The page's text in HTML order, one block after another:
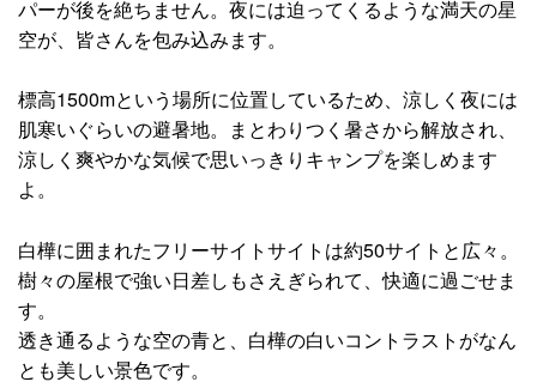
パーが後を絶ちません。夜には迫ってくるような満天の星
空が、皆さんを包み込みます。
標高1500mという場所に位置しているため、涼しく夜には
肌寒いぐらいの避暑地。まとわりつく暑さから解放され、
涼しく爽やかな気候で思いっきりキャンプを楽しめます
よ。
白樺に囲まれたフリーサイトサイトは約50サイトと広々。
樹々の屋根で強い日差しもさえぎられて、快適に過ごせま
す。
透き通るような空の青と、白樺の白いコントラストがなん
とも美しい景色です。